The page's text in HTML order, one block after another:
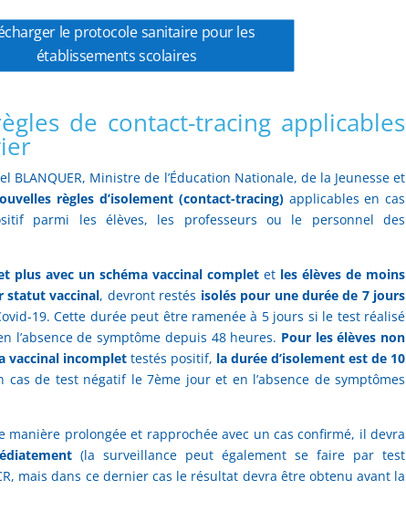
le protocole sanitaire pour les
établissements scolaires
de contact-tracing applicables
BLANQUER, Ministre de l’Éducation Nationale, de la Jeunesse et
règles d’isolement (contact-tracing) applicables en cas
parmi les élèves, les professeurs ou le personnel des
plus avec un schéma vaccinal complet et les élèves de moins
statut vaccinal, devront restés isolés pour une durée de 7 jours
19. Cette durée peut être ramenée à 5 jours si le test réalisé
l’absence de symptôme depuis 48 heures. Pour les élèves non
vaccinal incomplettestés positif, la durée d’isolement est de 10
cas de test négatif le 7ème jour et en l’absence de symptômes
manière prolongée et rapprochée avec un cas confirmé, il devra
(la surveillance peut également se faire par test
mais dans ce dernier cas le résultat devra être obtenu avant la